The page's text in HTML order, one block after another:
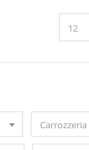
12
Carrozzeria